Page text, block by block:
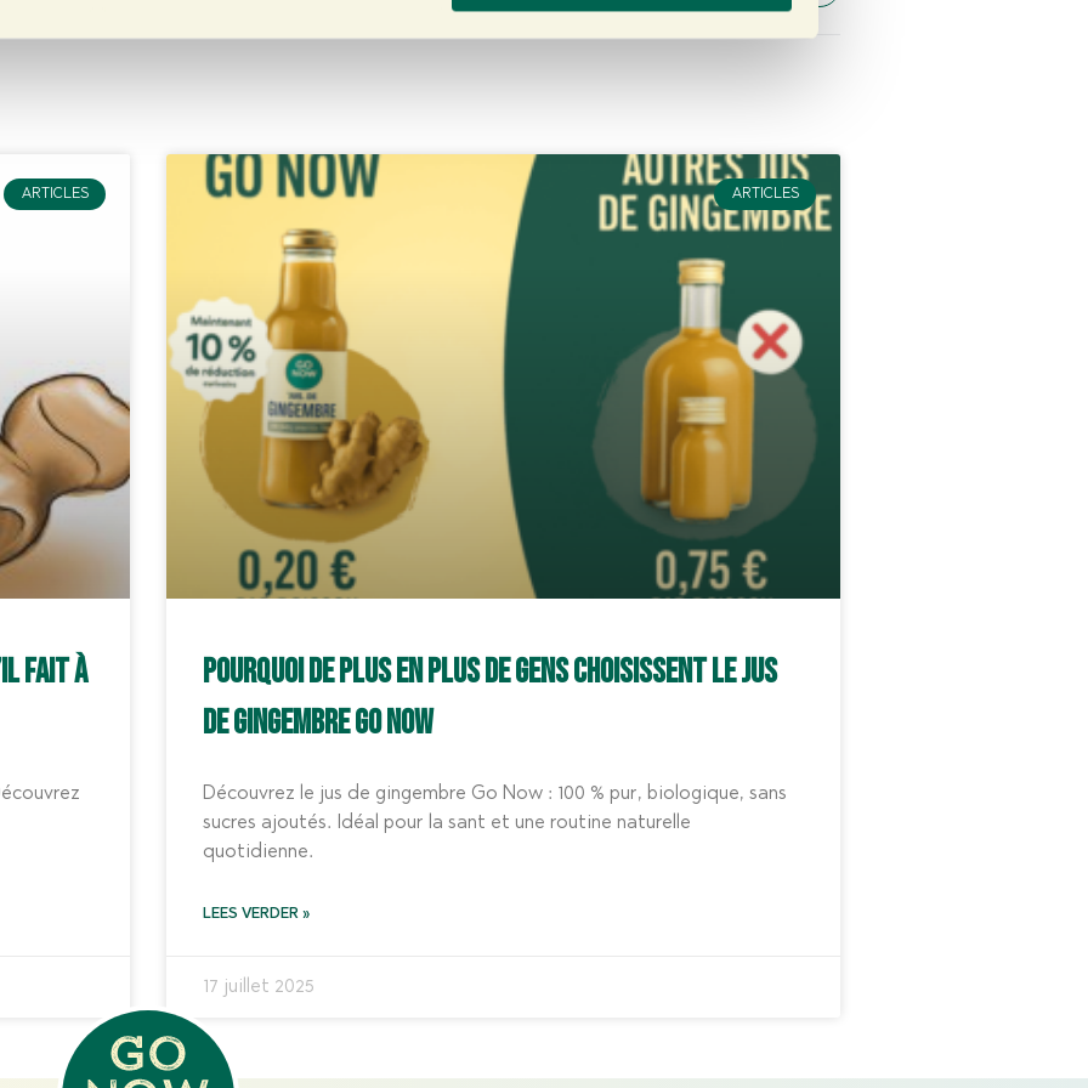
ARTICLES
fait à
ARTICLES
Pourquoi de plus en plus de gens choisissent le jus
de gingembre Go Now
Découvrez le jus de gingembre Go Now : 100 % pur, biologique, sans
sucres ajoutés. Idéal pour la sant et une routine naturelle
quotidienne.
LEES VERDER »
17 juillet 2025